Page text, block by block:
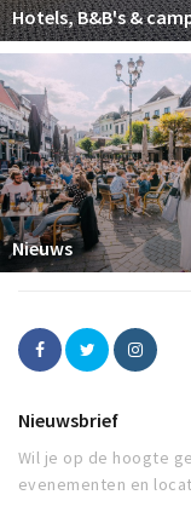
Hotels, B&B's &
Nieuws
Nieuwsbrief
Wil je op de hoogte
evenementen en